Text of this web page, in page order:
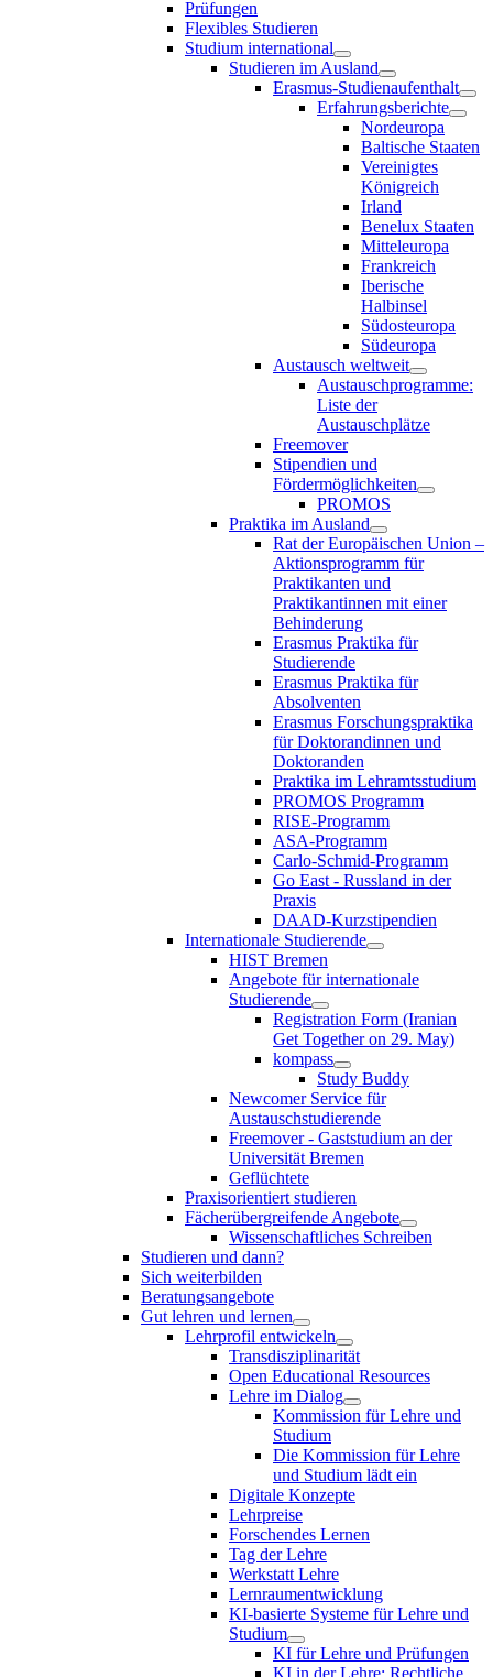
Prüfungen
Flexibles Studieren
Studium international
Studieren im Ausland
Erasmus-Studienaufenthalt
Erfahrungsberichte
Nordeuropa
Baltische Staaten
Vereinigtes
Königreich
Irland
Benelux Staaten
Mitteleuropa
Frankreich
Iberische
Halbinsel
Südosteuropa
Südeuropa
Austausch weltweit
Austauschprogramme:
Liste der
Austauschplätze
Freemover
Stipendien und
Fördermöglichkeiten
PROMOS
Praktika im Ausland
Rat der Europäischen Union –
Aktionsprogramm für
Praktikanten und
Praktikantinnen mit einer
Behinderung
Erasmus Praktika für
Studierende
Erasmus Praktika für
Absolventen
Erasmus Forschungspraktika
für Doktorandinnen und
Doktoranden
Praktika im Lehramtsstudium
PROMOS Programm
RISE-Programm
ASA-Programm
Carlo-Schmid-Programm
Go East - Russland in der
Praxis
DAAD-Kurzstipendien
Internationale Studierende
HIST Bremen
Angebote für internationale
Studierende
Registration Form (Iranian
Get Together on 29. May)
kompass
Study Buddy
Newcomer Service für
Austauschstudierende
Freemover - Gaststudium an der
Universität Bremen
Geflüchtete
Praxisorientiert studieren
Fächerübergreifende Angebote
Wissenschaftliches Schreiben
Studieren und dann?
Sich weiterbilden
Beratungsangebote
Gut lehren und lernen
Lehrprofil entwickeln
Transdisziplinarität
Open Educational Resources
Lehre im Dialog
Kommission für Lehre und
Studium
Die Kommission für Lehre
und Studium lädt ein
Digitale Konzepte
Lehrpreise
Forschendes Lernen
Tag der Lehre
Werkstatt Lehre
Lernraumentwicklung
KI-basierte Systeme für Lehre und
Studium
KI für Lehre und Prüfungen
KI in der Lehre: Rechtliche